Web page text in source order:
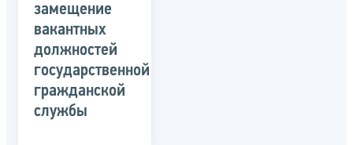
замещение
вакантных
должностей
государственной
гражданской
службы